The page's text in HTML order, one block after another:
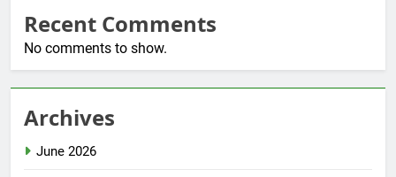
Recent Comments
No comments to show.
Archives
June 2026